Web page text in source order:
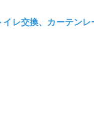
レ交換、カーテン